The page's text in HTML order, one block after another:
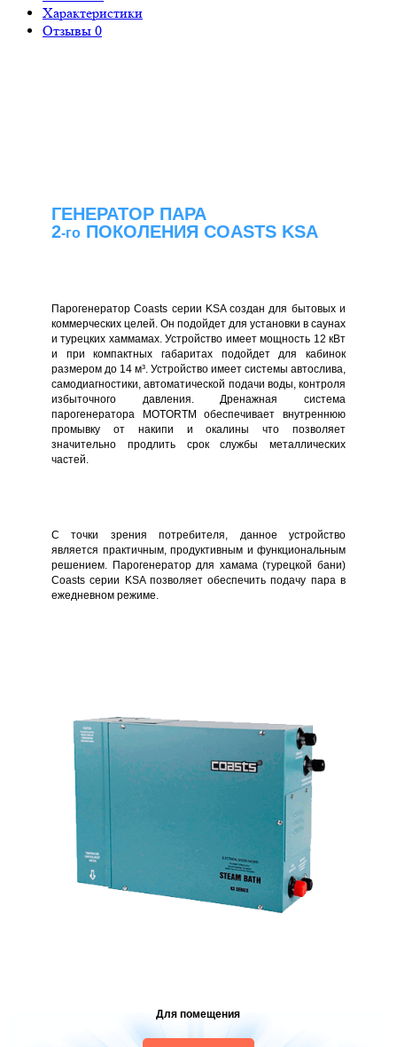
Характеристики
Отзывы 0
ГЕНЕРАТОР ПАРА
2-го ПОКОЛЕНИЯ COASTS KSA
Парогенератор Coasts серии KSA создан для бытовых и
коммерческих целей. Он подойдет для установки в саунах
и турецких хаммамах. Устройство имеет мощность 12 кВт
и при компактных габаритах подойдет для кабинок
размером до 14 м³. Устройство имеет системы автослива,
самодиагностики, автоматической подачи воды, контроля
избыточного давления. Дренажная система
парогенератора MOTORTM обеспечивает внутреннюю
промывку от накипи и окалины что позволяет
значительно продлить срок службы металлических
частей.
С точки зрения потребителя, данное устройство
является практичным, продуктивным и функциональным
решением. Парогенератор для хамама (турецкой бани)
Coasts серии KSA позволяет обеспечить подачу пара в
ежедневном режиме.
Для помещения